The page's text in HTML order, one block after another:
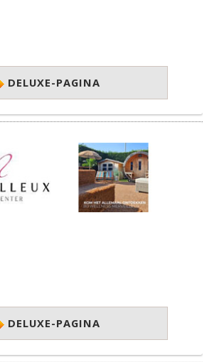
DELUXE-PAGINA
DELUXE-PAGINA